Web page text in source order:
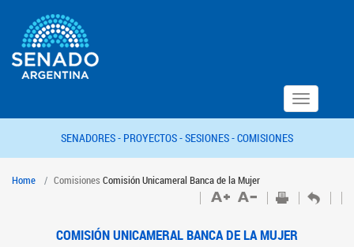
Toggle
navigation
SENADORES - PROYECTOS -SESIONES -COMISIONES
Home Comisiones Comisión Unicameral Banca de la Mujer
COMISIÓN UNICAMERAL BANCA DE LA MUJER